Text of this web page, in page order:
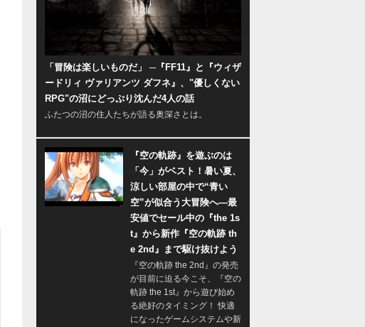
「冒険は楽しいものだ」 ─『FF11』と『ウィザ
ードリィ ヴァリアンツ ダフネ』、"優しくない
RPG"の沼にどっぷり沈んだ4人の話
ふたつの沼の住人たちが語る奥深さとは。
『空の軌跡』を遊ぶのは
「今」がベスト！暑い夏、
涼しい部屋の中で“青い
空”が似合う大冒険へ―最
安値でセール中の『the 1s
t』から新作『空の軌跡 th
e 2nd』まで駆け抜けよう
『空の軌跡 the 2nd』の発売
が目前に迫る今こそ、『空の
軌跡 the 1st』から遊び始め
る絶好のタイミング！ 快適
になったゲームシステムや新